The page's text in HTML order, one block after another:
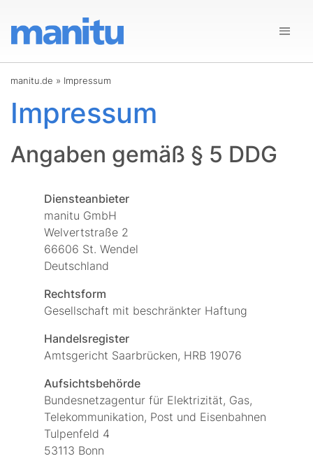
manitu.de » Impressum
Impressum
Angaben gemäß § 5 DDG
Diensteanbieter
manitu GmbH
Welvertstraße 2
66606 St. Wendel
Deutschland
Rechtsform
Gesellschaft mit beschränkter Haftung
Handelsregister
Amtsgericht Saarbrücken, HRB 19076
Aufsichtsbehörde
Bundesnetzagentur für Elektrizität, Gas,
Telekommunikation, Post und Eisenbahnen
Tulpenfeld 4
53113 Bonn